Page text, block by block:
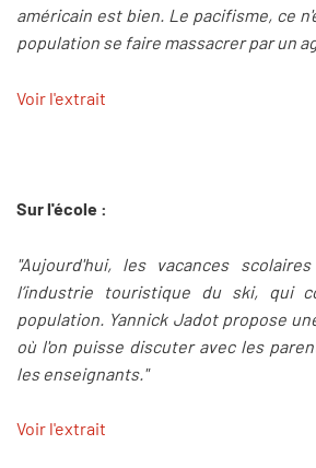
américain est bien. Le pacifisme, ce
population se faire massacrer par un
Voir l'extrait
Sur l'école :
"Aujourd'hui, les vacances
l’industrie touristique du ski, qui
population. Yannick Jadot propose
où l'on puisse discuter avec les
les enseignants."
Voir l'extrait